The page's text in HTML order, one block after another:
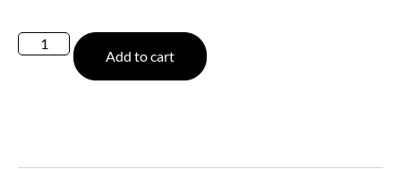
Add to cart